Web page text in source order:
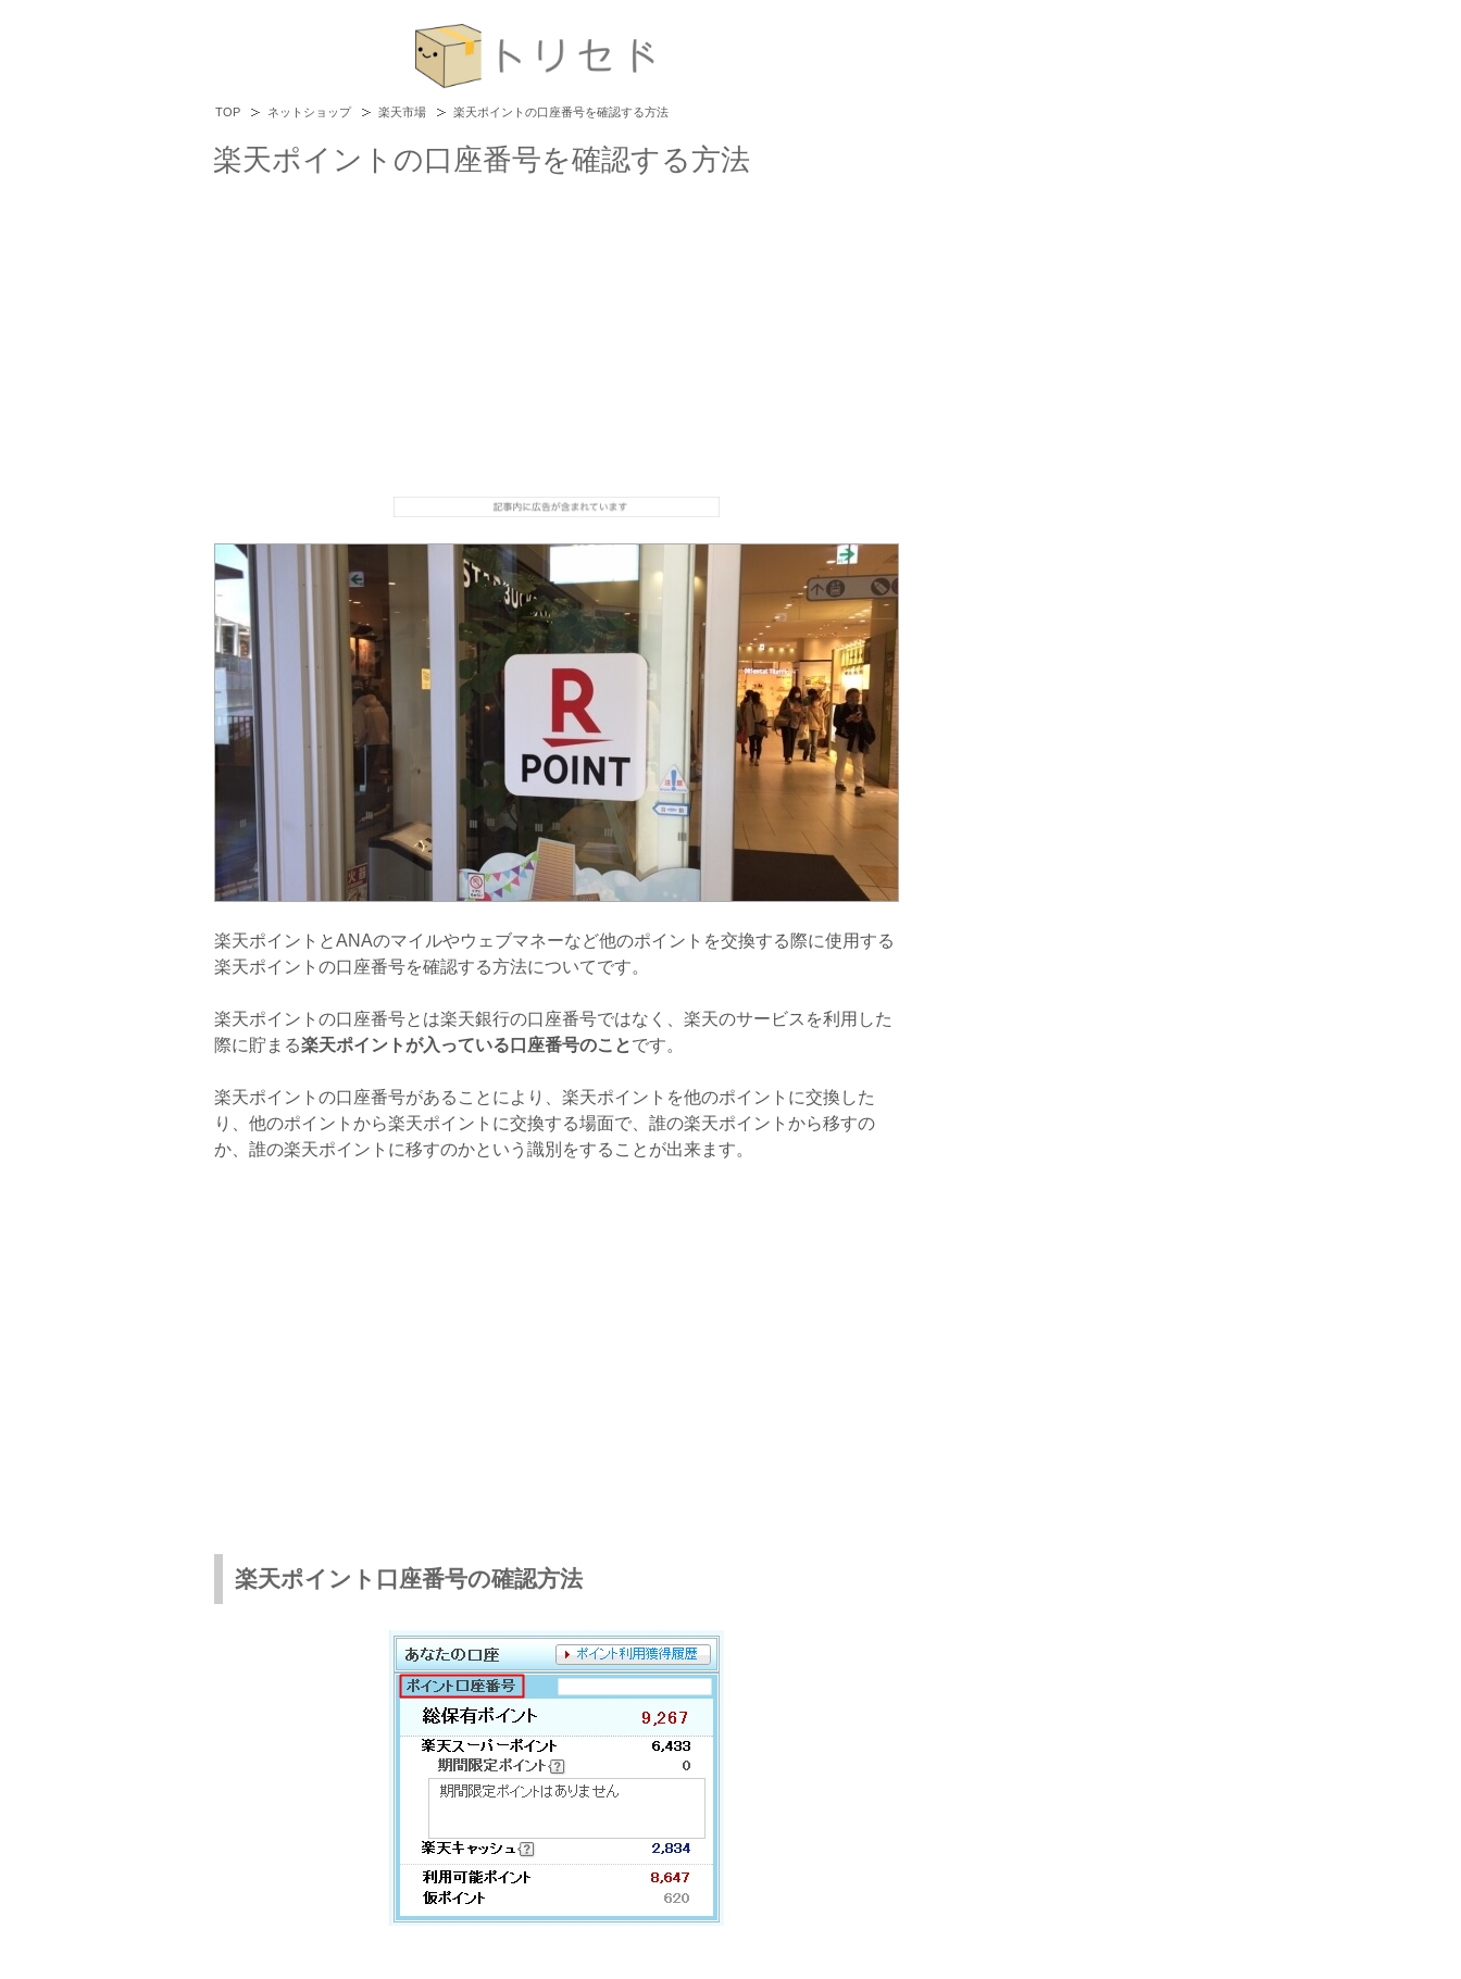
TOP ネットショップ 楽天市場 楽天ポイントの口座番号を確認する方法
楽天ポイントの口座番号を確認する方法
楽天ポイントとANAのマイルやウェブマネーなど他のポイントを交換する際に使用する
楽天ポイントの口座番号を確認する方法についてです。
楽天ポイントの口座番号とは楽天銀行の口座番号ではなく、楽天のサービスを利用した
際に貯まる楽天ポイントが入っている口座番号のことです。
楽天ポイントの口座番号があることにより、楽天ポイントを他のポイントに交換した
り、他のポイントから楽天ポイントに交換する場面で、誰の楽天ポイントから移すの
か、誰の楽天ポイントに移すのかという識別をすることが出来ます。
楽天ポイント口座番号の確認方法